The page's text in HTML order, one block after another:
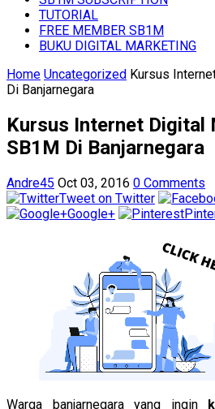
TUTORIAL
FREE MEMBER SB1M
BUKU DIGITAL MARKETING
Home Uncategorized Kursus
Di Banjarnegara
Kursus Internet Digital
SB1M Di Banjarnegara
Andre45 Oct 03, 2016 0 Comments
Tweet on Twitter
Google+
Warga banjarnegara yang ingin